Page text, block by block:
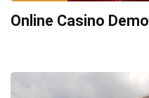
Online Casino Demo